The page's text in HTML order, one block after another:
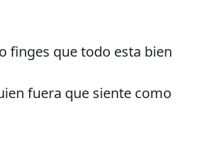
finges que todo esta bien
fuera que siente como